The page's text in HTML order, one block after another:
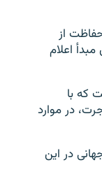
از
اعلام
که با
در موارد
در این